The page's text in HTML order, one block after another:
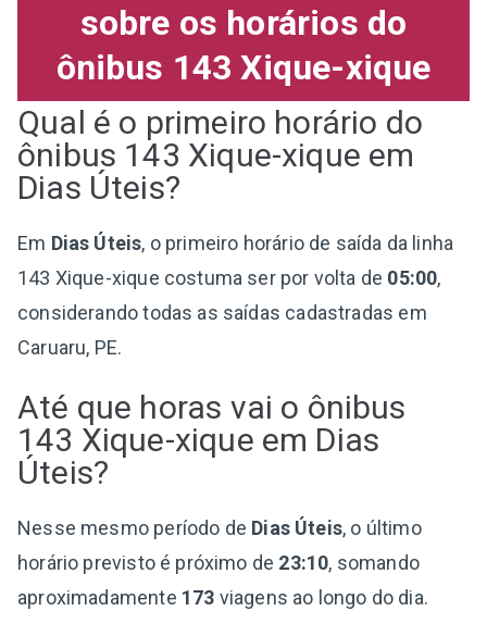
sobre os horários do
ônibus 143 Xique-xique
Qual é o primeiro horário do
ônibus 143 Xique-xique em
Dias Úteis?
Em Dias Úteis, o primeiro horário de saída da linha
143 Xique-xique costuma ser por volta de 05:00,
considerando todas as saídas cadastradas em
Caruaru, PE.
Até que horas vai o ônibus
143 Xique-xique em Dias
Úteis?
Nesse mesmo período de Dias Úteis, o último
horário previsto é próximo de 23:10, somando
aproximadamente 173 viagens ao longo do dia.